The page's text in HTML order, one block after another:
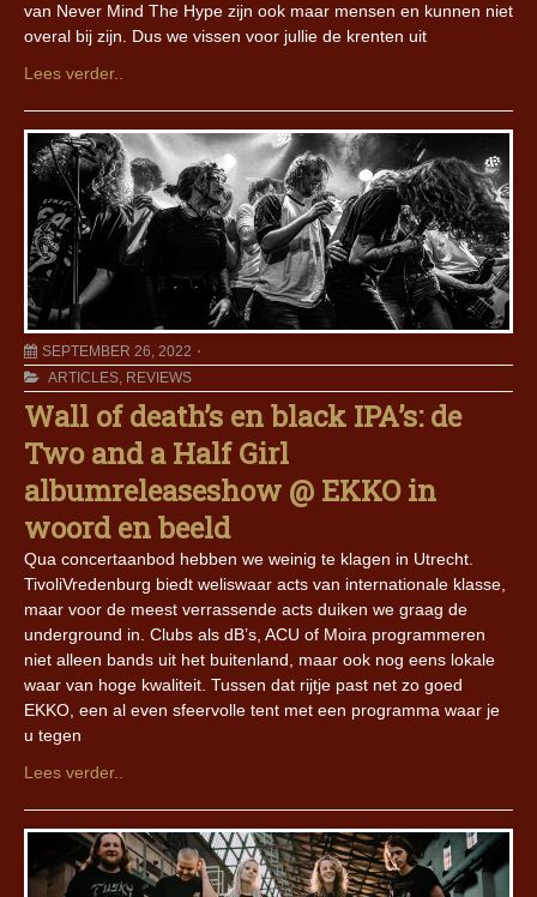
van Never Mind The Hype zijn ook maar mensen en kunnen niet
overal bij zijn. Dus we vissen voor jullie de krenten uit
Lees verder..
SEPTEMBER 26, 2022
ARTICLES, REVIEWS
Wall of death’s en black IPA’s: de
Two and a Half Girl
albumreleaseshow @ EKKO in
woord en beeld
Qua concertaanbod hebben we weinig te klagen in Utrecht.
TivoliVredenburg biedt weliswaar acts van internationale klasse,
maar voor de meest verrassende acts duiken we graag de
underground in. Clubs als dB’s, ACU of Moira programmeren
niet alleen bands uit het buitenland, maar ook nog eens lokale
waar van hoge kwaliteit. Tussen dat rijtje past net zo goed
EKKO, een al even sfeervolle tent met een programma waar je
u tegen
Lees verder..